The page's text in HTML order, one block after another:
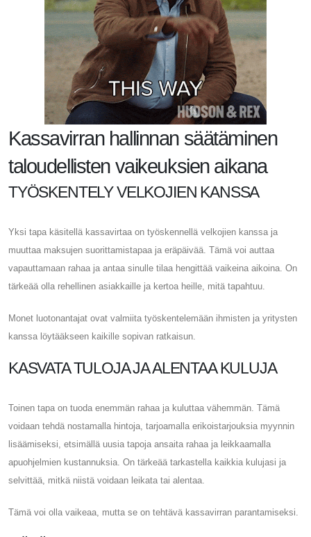
Kassavirran hallinnan säätäminen
taloudellisten vaikeuksien aikana
TYÖSKENTELY VELKOJIEN KANSSA
Yksi tapa käsitellä kassavirtaa on työskennellä velkojien kanssa ja
muuttaa maksujen suorittamistapaa ja eräpäivää. Tämä voi auttaa
vapauttamaan rahaa ja antaa sinulle tilaa hengittää vaikeina aikoina. On
tärkeää olla rehellinen asiakkaille ja kertoa heille, mitä tapahtuu.
Monet luotonantajat ovat valmiita työskentelemään ihmisten ja yritysten
kanssa löytääkseen kaikille sopivan ratkaisun.
KASVATA TULOJA JA ALENTAA KULUJA
Toinen tapa on tuoda enemmän rahaa ja kuluttaa vähemmän. Tämä
voidaan tehdä nostamalla hintoja, tarjoamalla erikoistarjouksia myynnin
lisäämiseksi, etsimällä uusia tapoja ansaita rahaa ja leikkaamalla
apuohjelmien kustannuksia. On tärkeää tarkastella kaikkia kulujasi ja
selvittää, mitkä niistä voidaan leikata tai alentaa.
Tämä voi olla vaikeaa, mutta se on tehtävä kassavirran parantamiseksi.